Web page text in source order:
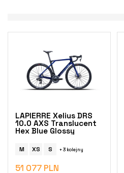
L
LAPIERRE Xelius DRS
10.0 AXS Translucent
Hex Blue Glossy
M XS S + 3 kolejny
51 077 PLN